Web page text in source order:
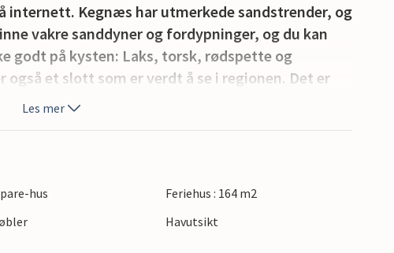
internett. Kegnæs har utmerkede sandstrender, og
vakre sanddyner og fordypninger, og du kan
godt på kysten: Laks, torsk, rødspette og
et slott som er verdt å se i regionen. Det er
verdt å se.
Les mer
hus
Feriehus : 164 m2
Havutsikt